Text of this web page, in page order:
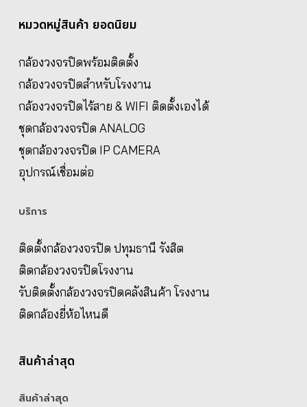
หมวดหมู่สินค้า ยอดนิยม
กล้องวงจรปิดพร้อมติดตั้ง
กล้องวงจรปิดสำหรับโรงงาน
กล้องวงจรปิดไร้สาย & WIFI ติดตั้งเองได้
ชุดกล้องวงจรปิด ANALOG
ชุดกล้องวงจรปิด IP CAMERA
อุปกรณ์เชื่อมต่อ
บริการ
ติดตั้งกล้องวงจรปิด ปทุมธานี รังสิต
ติดกล้องวงจรปิดโรงงาน
รับติดตั้งกล้องวงจรปิดคลังสินค้า โรงงาน
ติดกล้องยี่ห้อไหนดี
สินค้าล่าสุด
สินค้าล่าสุด